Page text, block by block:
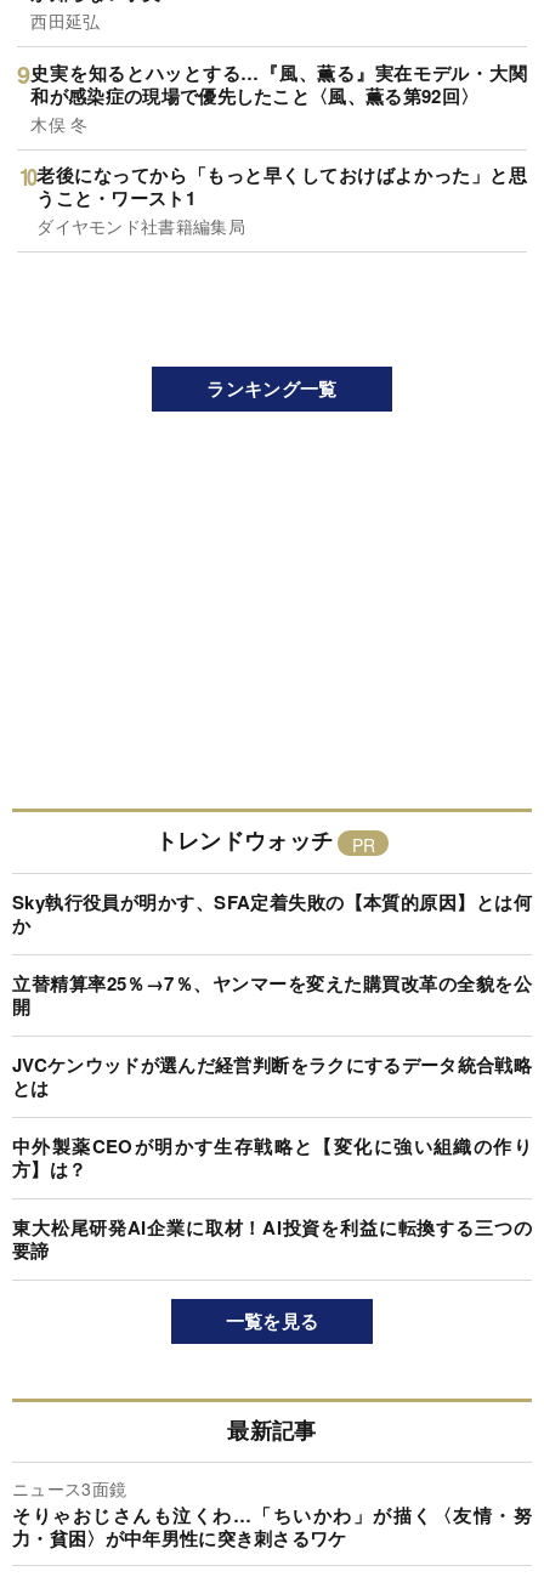
西田延弘
史実を知るとハッとする…『風、薫る』実在モデル・大関
和が感染症の現場で優先したこと〈風、薫る第92回〉
木俣 冬
老後になってから「もっと早くしておけばよかった」と思
うこと・ワースト1
ダイヤモンド社書籍編集局
ランキング一覧
トレンドウォッチ
Sky執行役員が明かす、SFA定着失敗の【本質的原因】とは何
か
立替精算率25％→7％、ヤンマーを変えた購買改革の全貌を公
開
JVCケンウッドが選んだ経営判断をラクにするデータ統合戦略
とは
中外製薬CEOが明かす生存戦略と【変化に強い組織の作り
方】は？
東大松尾研発AI企業に取材！AI投資を利益に転換する三つの
要諦
一覧を見る
最新記事
ニュース3面鏡
そりゃおじさんも泣くわ…「ちいかわ」が描く〈友情・努
力・貧困〉が中年男性に突き刺さるワケ